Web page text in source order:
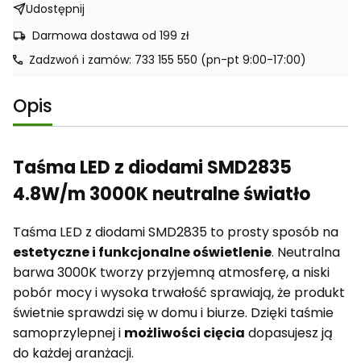
Udostępnij
Darmowa dostawa od 199 zł
Zadzwoń i zamów: 733 155 550 (pn-pt 9:00-17:00)
Opis
Taśma LED z diodami SMD2835
4.8W/m 3000K neutralne światło
Taśma LED z diodami SMD2835 to prosty sposób na
estetyczne i funkcjonalne oświetlenie. Neutralna
barwa 3000K tworzy przyjemną atmosferę, a niski
pobór mocy i wysoka trwałość sprawiają, że produkt
świetnie sprawdzi się w domu i biurze. Dzięki taśmie
samoprzylepnej i możliwości cięcia dopasujesz ją
do każdej aranżacji.